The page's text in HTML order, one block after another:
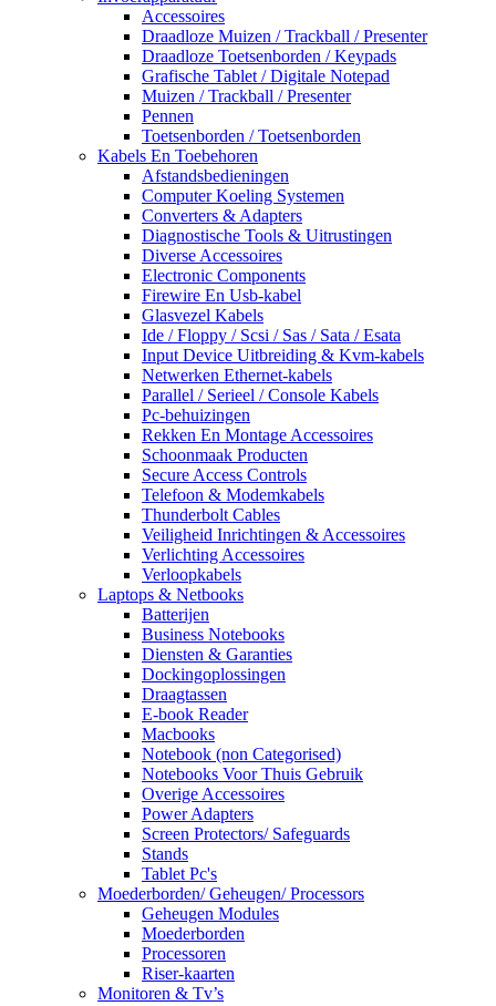
Accessoires
Draadloze Muizen / Trackball / Presenter
Draadloze Toetsenborden / Keypads
Grafische Tablet / Digitale Notepad
Muizen / Trackball / Presenter
Pennen
Toetsenborden / Toetsenborden
Kabels En Toebehoren
Afstandsbedieningen
Computer Koeling Systemen
Converters & Adapters
Diagnostische Tools & Uitrustingen
Diverse Accessoires
Electronic Components
Firewire En Usb-kabel
Glasvezel Kabels
Ide / Floppy / Scsi / Sas / Sata / Esata
Input Device Uitbreiding & Kvm-kabels
Netwerken Ethernet-kabels
Parallel / Serieel / Console Kabels
Pc-behuizingen
Rekken En Montage Accessoires
Schoonmaak Producten
Secure Access Controls
Telefoon & Modemkabels
Thunderbolt Cables
Veiligheid Inrichtingen & Accessoires
Verlichting Accessoires
Verloopkabels
Laptops & Netbooks
Batterijen
Business Notebooks
Diensten & Garanties
Dockingoplossingen
Draagtassen
E-book Reader
Macbooks
Notebook (non Categorised)
Notebooks Voor Thuis Gebruik
Overige Accessoires
Power Adapters
Screen Protectors/ Safeguards
Stands
Tablet Pc's
Moederborden/ Geheugen/ Processors
Geheugen Modules
Moederborden
Processoren
Riser-kaarten
Monitoren & Tv’s